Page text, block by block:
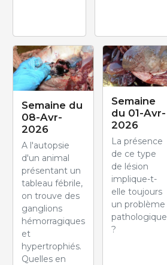
Semaine du
08-Avr-
2026
A l'autopsie
d'un animal
présentant un
tableau fébrile,
on trouve des
ganglions
hémorragiques
et
hypertrophiés.
Quelles en
Semaine
du 01-Avr-
2026
La présence
de ce type
de lésion
implique-t-
elle toujours
un problème
pathologique
?